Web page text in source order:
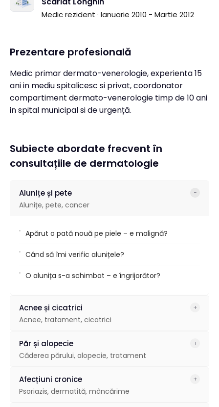
Medic rezident · Ianuarie 2010 - Martie 2012
Prezentare profesională
Medic primar dermato-venerologie, experienta 15
ani in mediu spitalicesc si privat, coordonator
compartiment dermato-venerologie timp de 10 ani
in spital municipal si de urgență.
Subiecte abordate frecvent în
consultațiile de dermatologie
Alunițe și pete
Alunițe, pete, cancer
−
Apărut o pată nouă pe piele – e malignă?
Când să îmi verific alunițele?
O alunița s-a schimbat – e îngrijorător?
Acnee și cicatrici
Acnee, tratament, cicatrici
+
Acnee persistentă la vârsta adultă – ce tratament?
Cicatrici după acnee – se pot trata?
Produse cosmetice pentru tipul meu de piele
Păr și alopecie
Căderea părului, alopecie, tratament
+
Alopecie – pot recupera părul pierdut?
Căderea părului la femei – cauze?
Afecțiuni cronice
Psoriazis, dermatită, mâncărime
+